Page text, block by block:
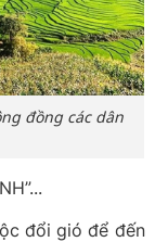
đồng các dân
đổi gió để đến